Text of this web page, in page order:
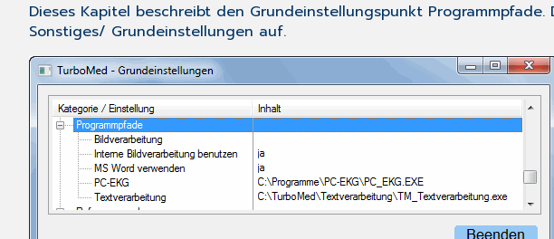
Dieses Kapitel beschreibt den Grundeinstellungspunkt Programmpfade.
Sonstiges/ Grundeinstellungen auf.